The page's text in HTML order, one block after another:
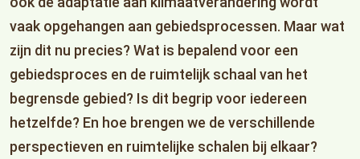
vaak opgehangen aan gebiedsprocessen. Maar wat
zijn dit nu precies? Wat is bepalend voor een
gebiedsproces en de ruimtelijk schaal van het
begrensde gebied? Is dit begrip voor iedereen
hetzelfde? En hoe brengen we de verschillende
perspectieven en ruimtelijke schalen bij elkaar?